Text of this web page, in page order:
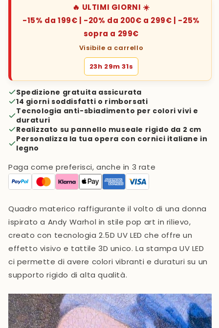
🔥 ULTIMI GIORNI ☀️
-15% da 199€ | -20% da 200€ a 299€ | -25%
sopra a 299€
Visibile a carrello
23h 29m 30s
Spedizione gratuita assicurata
14 giorni soddisfatti o rimborsati
Tecnologia anti-sbiadimento per colori vivi e
duraturi
Realizzato su pannello museale rigido da 2 cm
Personalizza la tua opera con cornici italiane in
legno
Paga come preferisci, anche in 3 rate
Quadro materico raffigurante il volto di una donna
ispirato a Andy Warhol in stile pop art in rilievo,
creato con tecnologia 2.5D UV LED che offre un
effetto visivo e tattile 3D unico. La stampa UV LED
ci permette di avere colori vibranti e duraturi su un
supporto rigido di alta qualità.